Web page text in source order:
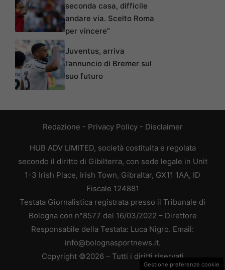
seconda casa, difficile
andare via. Scelto Roma
per vincere”
Juventus, arriva
l’annuncio di Bremer sul
suo futuro
Redazione - Privacy Policy- Disclaimer
HUB ADV LIMITED, società costituita e regolata
secondo il diritto di Gibilterra, con sede legale in Unit
1-3 Irish Place, Irish Town, Gibraltar, GX11 1AA, ID
Fiscale 124881
Testata Giornalistica registrata presso il Tribunale di
Bologna con n°8577 del 16/03/2022 – Direttore
Responsabile della Testata: Luca Nigro. Email:
info@bolognasportnews.it.
Copyright ©2026 – Tutti i diritti riservati
Gestione preferenze cookie